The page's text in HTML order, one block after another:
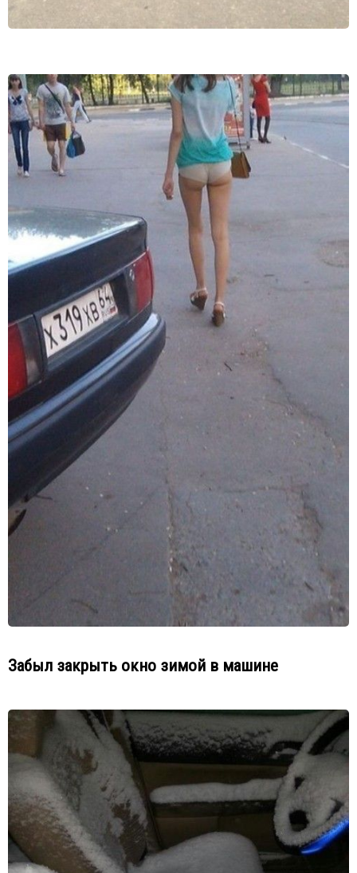
Забыл закрыть окно зимой в машине